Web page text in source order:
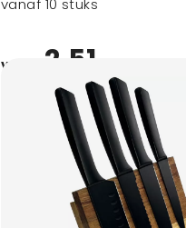
vanaf 10 stuks
vanaf 2,51